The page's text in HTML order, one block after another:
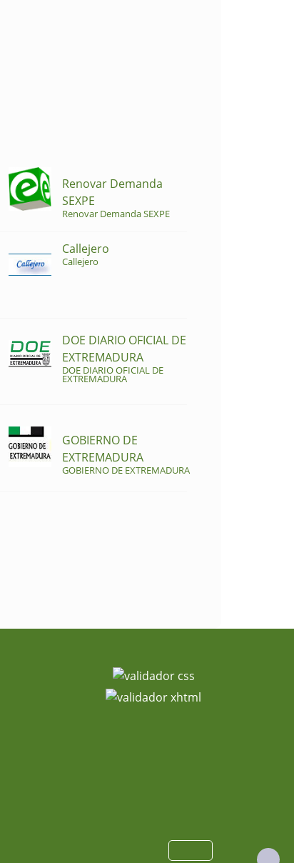
Renovar Demanda
SEXPE
Renovar Demanda SEXPE
Callejero
Callejero
DOE DIARIO OFICIAL DE
EXTREMADURA
DOE DIARIO OFICIAL DE
EXTREMADURA
GOBIERNO DE
EXTREMADURA
GOBIERNO DE EXTREMADURA